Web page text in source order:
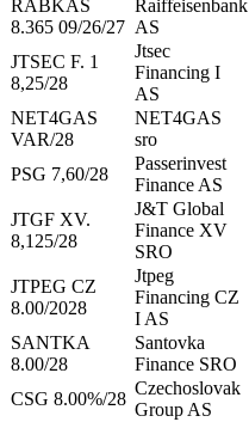
RABKAS
8.365 09/26/27
Raiffeisenbank
AS
JTSEC F. 1
8,25/28
Jtsec
Financing I
AS
NET4GAS
VAR/28
NET4GAS
sro
PSG 7,60/28
Passerinvest
Finance AS
JTGF XV.
8,125/28
J&T Global
Finance XV
SRO
JTPEG CZ
8.00/2028
Jtpeg
Financing CZ
I AS
SANTKA
8.00/28
Santovka
Finance SRO
CSG 8.00%/28
Czechoslovak
Group AS